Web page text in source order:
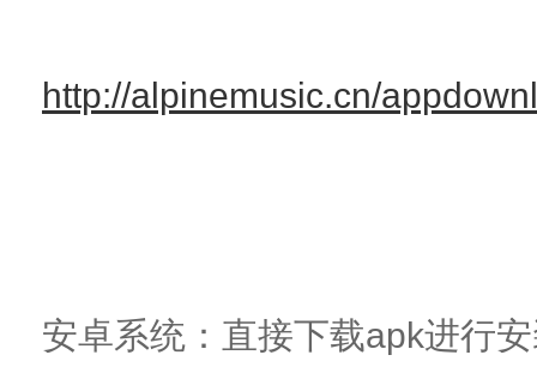
http://alpinemusic.cn/
安卓系统：直接下载apk进行